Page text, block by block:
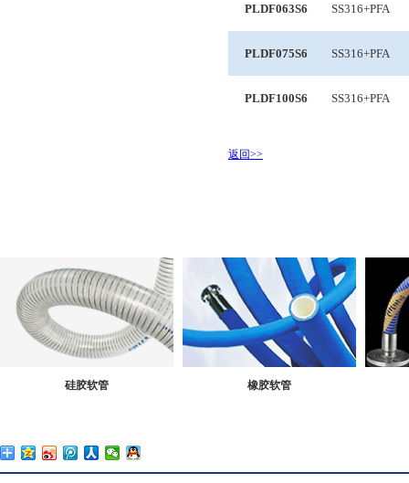
PLDF063S6 SS316+PFA
PLDF075S6 SS316+PFA
PLDF100S6 SS316+PFA
返回>>
硅胶软管 橡胶软管